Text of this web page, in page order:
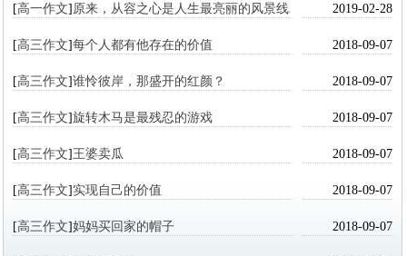
[高一作文] 原来，从容之心是人生最亮丽的风景线 2019-02-28
[高三作文]每个人都有他存在的价值 2018-09-07
[高三作文]谁怜彼岸，那盛开的红颜？ 2018-09-07
[高三作文]旋转木马是最残忍的游戏 2018-09-07
[高三作文] 王婆卖瓜 2018-09-07
[高三作文] 实现自己的价值 2018-09-07
[高三作文]妈妈买回家的帽子 2018-09-07